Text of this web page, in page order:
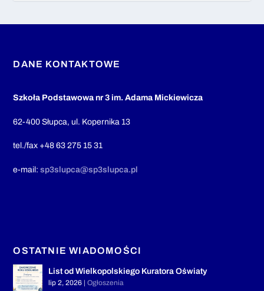
DANE KONTAKTOWE
Szkoła Podstawowa nr 3 im. Adama Mickiewicza
62-400 Słupca, ul. Kopernika 13
tel./fax +48 63 275 15 31
e-mail:sp3slupca@sp3slupca.pl
OSTATNIE WIADOMOŚCI
List od Wielkopolskiego Kuratora Oświaty
lip 2, 2026 |Ogłoszenia